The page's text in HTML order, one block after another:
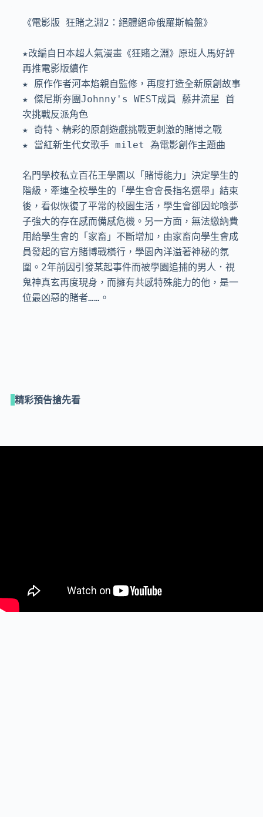
《電影版 狂賭之淵2：絕體絕命俄羅斯輪盤》
★改編自日本超人氣漫畫《狂賭之淵》原班人馬好評
再推電影版續作
★ 原作作者河本焰親自監修，再度打造全新原創故事
★ 傑尼斯夯團Johnny's WEST成員 藤井流星 首
次挑戰反派角色
★ 奇特、精彩的原創遊戲挑戰更刺激的賭博之戰
★ 當紅新生代女歌手 milet 為電影創作主題曲
名門學校私立百花王學園以「賭博能力」決定學生的
階級，牽連全校學生的「學生會會長指名選舉」結束
後，看似恢復了平常的校園生活，學生會卻因蛇喰夢
子強大的存在感而備感危機。另一方面，無法繳納費
用給學生會的「家畜」不斷增加，由家畜向學生會成
員發起的官方賭博戰橫行，學園內洋溢著神秘的氛
圍。2年前因引發某起事件而被學園追捕的男人．視
鬼神真玄再度現身，而擁有共感特殊能力的他，是一
位最凶惡的賭者……。
精彩預告搶先看